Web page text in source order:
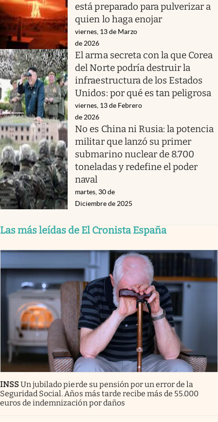
está preparado para pulverizar a
quien lo haga enojar
viernes, 13 de Marzo
de 2026
El arma secreta con la que Corea
del Norte podría destruir la
infraestructura de los Estados
Unidos: por qué es tan peligrosa
viernes, 13 de Febrero
de 2026
No es China ni Rusia: la potencia
militar que lanzó su primer
submarino nuclear de 8.700
toneladas y redefine el poder
naval
martes, 30 de
Diciembre de 2025
Las más leídas de El Cronista España
INSSUn jubilado pierde su pensión por un error de la
Seguridad Social. Años más tarde recibe más de 55.000
euros de indemnización por daños